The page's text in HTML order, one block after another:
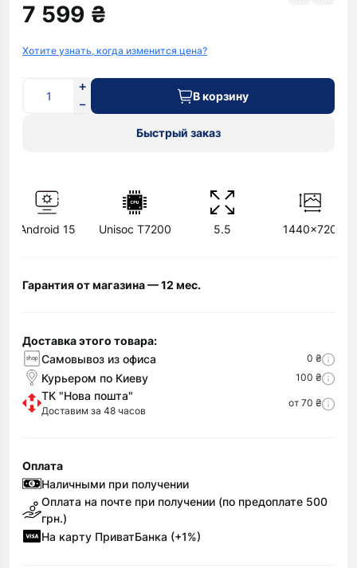
7 599 ₴
Хотите узнать, когда изменится цена?
В корзину
Быстрый заказ
Android 15 Unisoc T7200 5.5 1440x720
Гарантия от магазина — 12 мес.
Доставка этого товара:
Самовывоз из офиса
0 ₴
Курьером по Киеву 100 ₴
ТК "Нова пошта"
Доставим за 48 часов
от 70 ₴
Оплата
Наличными при получении
Оплата на почте при получении (по предоплате 500
грн.)
На карту ПриватБанка (+1%)